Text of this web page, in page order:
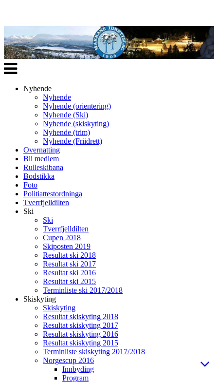
Veksle
navigasjon
Nyhende
Nyhende
Nyhende (orientering)
Nyhende (Ski)
Nyhende (skiskyting)
Nyhende (trim)
Nyhende (Friidrett)
Overnatting
Bli medlem
Rulleskibana
Bodstikka
Foto
Politiattestordninga
Tverrfjelldilten
Ski
Ski
Tverrfjelldilten
Cupen 2018
Skiposten 2019
Resultat ski 2018
Resultat ski 2017
Resultat ski 2016
Resultat ski 2015
Terminliste ski 2017/2018
Skiskyting
Skiskyting
Resultat skiskyting 2018
Resultat skiskyting 2017
Resultat skiskyting 2016
Resultat skiskyting 2015
Terminliste skiskyting 2017/2018
Norgescup 2016
Innbyding
Program